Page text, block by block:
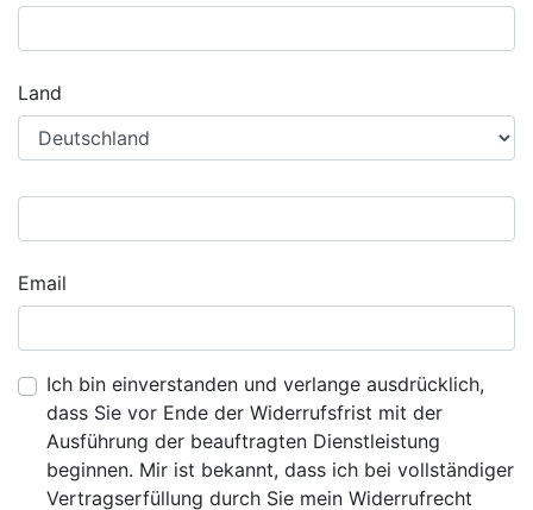
Land
Email
Ich bin einverstanden und verlange ausdrücklich,
dass Sie vor Ende der Widerrufsfrist mit der
Ausführung der beauftragten Dienstleistung
beginnen. Mir ist bekannt, dass ich bei vollständiger
Vertragserfüllung durch Sie mein Widerrufrecht